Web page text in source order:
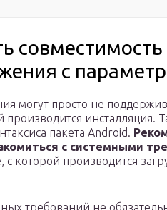
с
могут просто не
инсталляция.
пакета Android.
с системными
которой производится
требований не